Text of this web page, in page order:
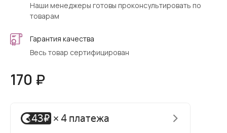
Наши менеджеры готовы проконсультировать по
товарам
Гарантия качества
Весь товар сертифицирован
170 ₽